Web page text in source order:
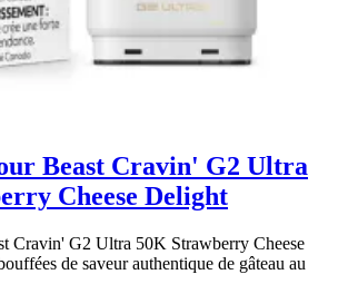
Beast Cravin' G2 Ultra
Cheese Delight
Cravin' G2 Ultra 50K Strawberry Cheese
de saveur authentique de gâteau au